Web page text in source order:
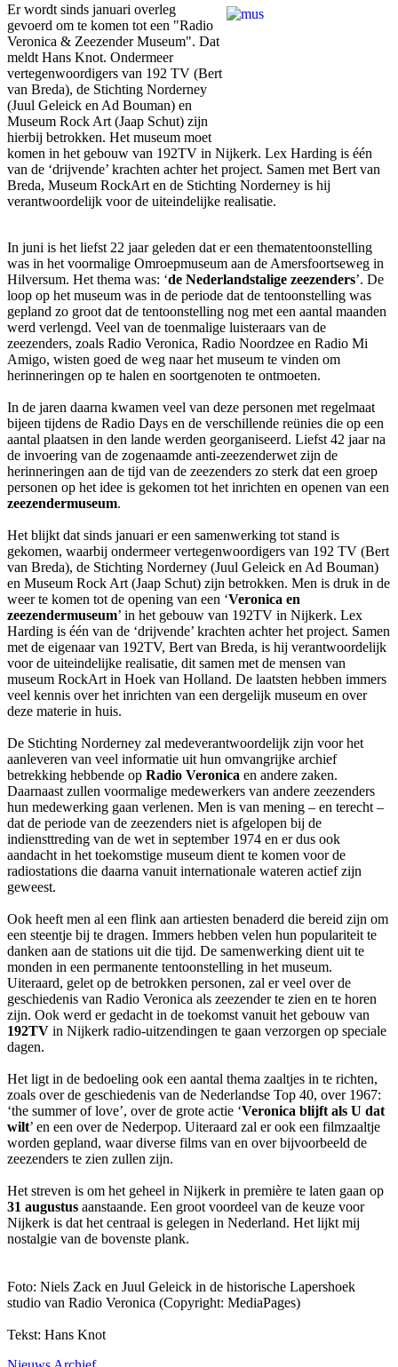
Er wordt sinds januari overleg
gevoerd om te komen tot een "Radio
Veronica & Zeezender Museum". Dat
meldt Hans Knot. Ondermeer
vertegenwoordigers van 192 TV (Bert
van Breda), de Stichting Norderney
(Juul Geleick en Ad Bouman) en
Museum Rock Art (Jaap Schut) zijn
hierbij betrokken. Het museum moet
komen in het gebouw van 192TV in Nijkerk. Lex Harding is één
van de ‘drijvende’ krachten achter het project. Samen met Bert van
Breda, Museum RockArt en de Stichting Norderney is hij
verantwoordelijk voor de uiteindelijke realisatie.
In juni is het liefst 22 jaar geleden dat er een thematentoonstelling
was in het voormalige Omroepmuseum aan de Amersfoortseweg in
Hilversum. Het thema was: ‘de Nederlandstalige zeezenders’. De
loop op het museum was in de periode dat de tentoonstelling was
gepland zo groot dat de tentoonstelling nog met een aantal maanden
werd verlengd. Veel van de toenmalige luisteraars van de
zeezenders, zoals Radio Veronica, Radio Noordzee en Radio Mi
Amigo, wisten goed de weg naar het museum te vinden om
herinneringen op te halen en soortgenoten te ontmoeten.
In de jaren daarna kwamen veel van deze personen met regelmaat
bijeen tijdens de Radio Days en de verschillende reünies die op een
aantal plaatsen in den lande werden georganiseerd. Liefst 42 jaar na
de invoering van de zogenaamde anti-zeezenderwet zijn de
herinneringen aan de tijd van de zeezenders zo sterk dat een groep
personen op het idee is gekomen tot het inrichten en openen van een
zeezendermuseum.
Het blijkt dat sinds januari er een samenwerking tot stand is
gekomen, waarbij ondermeer vertegenwoordigers van 192 TV (Bert
van Breda), de Stichting Norderney (Juul Geleick en Ad Bouman)
en Museum Rock Art (Jaap Schut) zijn betrokken. Men is druk in de
weer te komen tot de opening van een ‘Veronica en
zeezendermuseum’ in het gebouw van 192TV in Nijkerk. Lex
Harding is één van de ‘drijvende’ krachten achter het project. Samen
met de eigenaar van 192TV, Bert van Breda, is hij verantwoordelijk
voor de uiteindelijke realisatie, dit samen met de mensen van
museum RockArt in Hoek van Holland. De laatsten hebben immers
veel kennis over het inrichten van een dergelijk museum en over
deze materie in huis.
De Stichting Norderney zal medeverantwoordelijk zijn voor het
aanleveren van veel informatie uit hun omvangrijke archief
betrekking hebbende op Radio Veronica en andere zaken.
Daarnaast zullen voormalige medewerkers van andere zeezenders
hun medewerking gaan verlenen. Men is van mening – en terecht –
dat de periode van de zeezenders niet is afgelopen bij de
indiensttreding van de wet in september 1974 en er dus ook
aandacht in het toekomstige museum dient te komen voor de
radiostations die daarna vanuit internationale wateren actief zijn
geweest.
Ook heeft men al een flink aan artiesten benaderd die bereid zijn om
een steentje bij te dragen. Immers hebben velen hun populariteit te
danken aan de stations uit die tijd. De samenwerking dient uit te
monden in een permanente tentoonstelling in het museum.
Uiteraard, gelet op de betrokken personen, zal er veel over de
geschiedenis van Radio Veronica als zeezender te zien en te horen
zijn. Ook werd er gedacht in de toekomst vanuit het gebouw van
192TV in Nijkerk radio-uitzendingen te gaan verzorgen op speciale
dagen.
Het ligt in de bedoeling ook een aantal thema zaaltjes in te richten,
zoals over de geschiedenis van de Nederlandse Top 40, over 1967:
‘the summer of love’, over de grote actie ‘Veronica blijft als U dat
wilt’ en een over de Nederpop. Uiteraard zal er ook een filmzaaltje
worden gepland, waar diverse films van en over bijvoorbeeld de
zeezenders te zien zullen zijn.
Het streven is om het geheel in Nijkerk in première te laten gaan op
31 augustus aanstaande. Een groot voordeel van de keuze voor
Nijkerk is dat het centraal is gelegen in Nederland. Het lijkt mij
nostalgie van de bovenste plank.
Foto: Niels Zack en Juul Geleick in de historische Lapershoek
studio van Radio Veronica (Copyright: MediaPages)
Tekst: Hans Knot